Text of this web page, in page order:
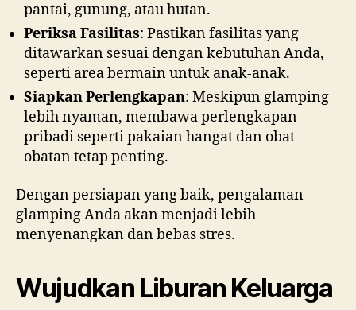
pantai, gunung, atau hutan.
Periksa Fasilitas: Pastikan fasilitas yang
ditawarkan sesuai dengan kebutuhan Anda,
seperti area bermain untuk anak-anak.
Siapkan Perlengkapan: Meskipun glamping
lebih nyaman, membawa perlengkapan
pribadi seperti pakaian hangat dan obat-
obatan tetap penting.
Dengan persiapan yang baik, pengalaman
glamping Anda akan menjadi lebih
menyenangkan dan bebas stres.
Wujudkan Liburan Keluarga